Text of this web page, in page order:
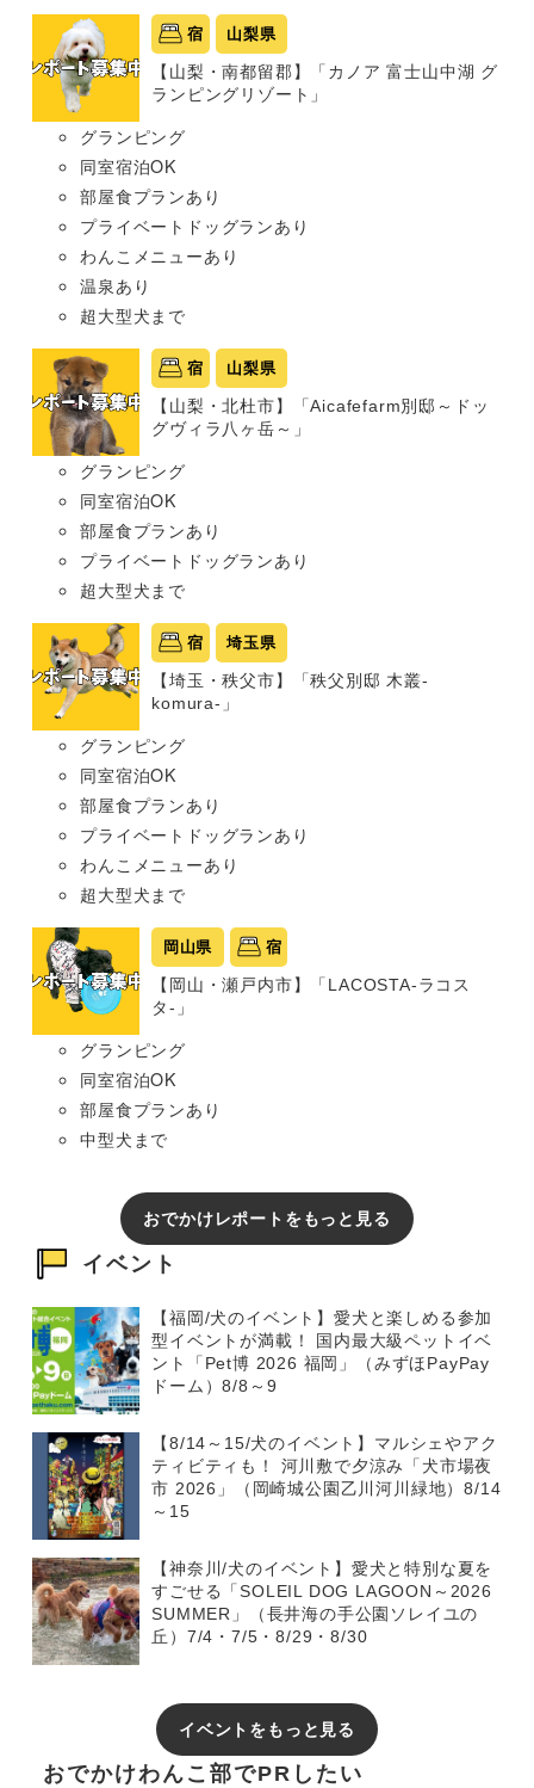
宿 山梨県
【山梨・南都留郡】「カノア 富士山中湖 グ
ランピングリゾート」
グランピング
同室宿泊OK
部屋食プランあり
プライベートドッグランあり
わんこメニューあり
温泉あり
超大型犬まで
宿 山梨県
【山梨・北杜市】「Aicafefarm別邸～ドッ
グヴィラ八ヶ岳～」
グランピング
同室宿泊OK
部屋食プランあり
プライベートドッグランあり
超大型犬まで
宿 埼玉県
【埼玉・秩父市】「秩父別邸 木叢-
komura-」
グランピング
同室宿泊OK
部屋食プランあり
プライベートドッグランあり
わんこメニューあり
超大型犬まで
岡山県 宿
【岡山・瀬戸内市】「LACOSTA-ラコス
タ-」
グランピング
同室宿泊OK
部屋食プランあり
中型犬まで
おでかけレポートをもっと見る
イベント
【福岡/犬のイベント】愛犬と楽しめる参加
型イベントが満載！ 国内最大級ペットイベ
ント「Pet博 2026 福岡」（みずほPayPay
ドーム）8/8～9
【8/14～15/犬のイベント】マルシェやアク
ティビティも！ 河川敷で夕涼み「犬市場夜
市 2026」（岡崎城公園乙川河川緑地）8/14
～15
【神奈川/犬のイベント】愛犬と特別な夏を
すごせる「SOLEIL DOG LAGOON～2026
SUMMER」（長井海の手公園ソレイユの
丘）7/4・7/5・8/29・8/30
イベントをもっと見る
おでかけわんこ部でPRしたい